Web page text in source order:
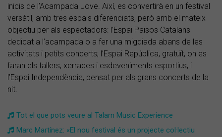
inicis de l’Acampada Jove. Així, es convertirà en un festival
versàtil, amb tres espais diferenciats, però amb el mateix
objectiu per als espectadors: l’Espai Països Catalans
dedicat a l’acampada o a fer una migdiada abans de les
activitats i petits concerts; l’Espai República, gratuït, on es
faran els tallers, xerrades i esdeveniments esportius, i
l’Espai Independència, pensat per als grans concerts de la
nit.
Tot el que pots veure al Talarn Music Experience
Marc Martínez: «El nou festival és un projecte col·lectiu